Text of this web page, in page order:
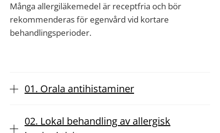
Många allergiläkemedel är receptfria och bör
rekommenderas för egenvård vid kortare
behandlingsperioder.
01. Orala antihistaminer
02. Lokal behandling av allergisk